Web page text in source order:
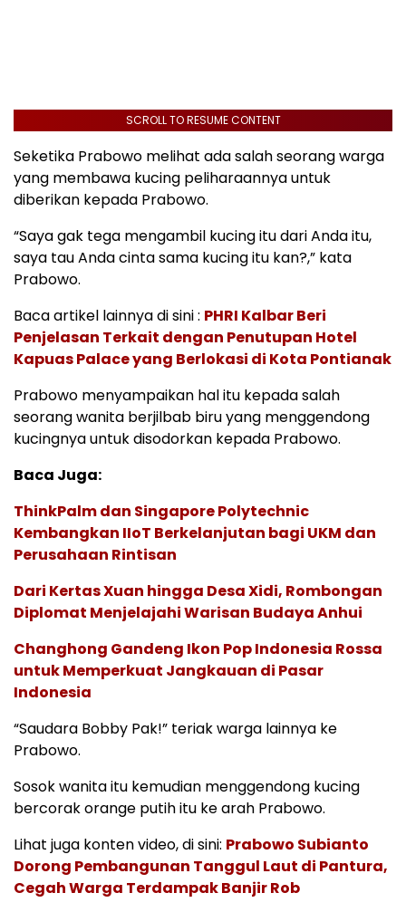
SCROLL TO RESUME CONTENT
Seketika Prabowo melihat ada salah seorang warga
yang membawa kucing peliharaannya untuk
diberikan kepada Prabowo.
“Saya gak tega mengambil kucing itu dari Anda itu,
saya tau Anda cinta sama kucing itu kan?,” kata
Prabowo.
Baca artikel lainnya di sini : PHRI Kalbar Beri
Penjelasan Terkait dengan Penutupan Hotel
Kapuas Palace yang Berlokasi di Kota Pontianak
Prabowo menyampaikan hal itu kepada salah
seorang wanita berjilbab biru yang menggendong
kucingnya untuk disodorkan kepada Prabowo.
Baca Juga:
ThinkPalm dan Singapore Polytechnic
Kembangkan IIoT Berkelanjutan bagi UKM dan
Perusahaan Rintisan
Dari Kertas Xuan hingga Desa Xidi, Rombongan
Diplomat Menjelajahi Warisan Budaya Anhui
Changhong Gandeng Ikon Pop Indonesia Rossa
untuk Memperkuat Jangkauan di Pasar
Indonesia
“Saudara Bobby Pak!” teriak warga lainnya ke
Prabowo.
Sosok wanita itu kemudian menggendong kucing
bercorak orange putih itu ke arah Prabowo.
Lihat juga konten video, di sini: Prabowo Subianto
Dorong Pembangunan Tanggul Laut di Pantura,
Cegah Warga Terdampak Banjir Rob